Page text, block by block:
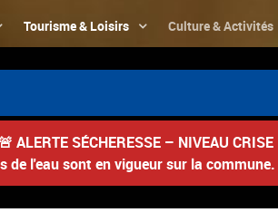
Tourisme & Loisirs Culture & Activités
🚨 ALERTE SÉCHERESSE – NIVEAU CRISE
de l'eau sont en vigueur sur la commune.